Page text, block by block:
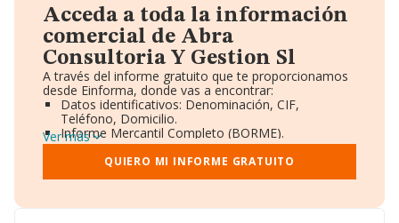
Acceda a toda la información
comercial de Abra
Consultoria Y Gestion Sl
A través del informe gratuito que te proporcionamos
desde Einforma, donde vas a encontrar:
Datos identificativos: Denominación, CIF,
Teléfono, Domicilio.
Informe Mercantil Completo (BORME).
Gráficos de Evolución Ventas y Empleados.
Consejo de Administración y Administradores.
Directivos y Ejecutivos.
Ver más
QUIERO MI INFORME GRATUITO